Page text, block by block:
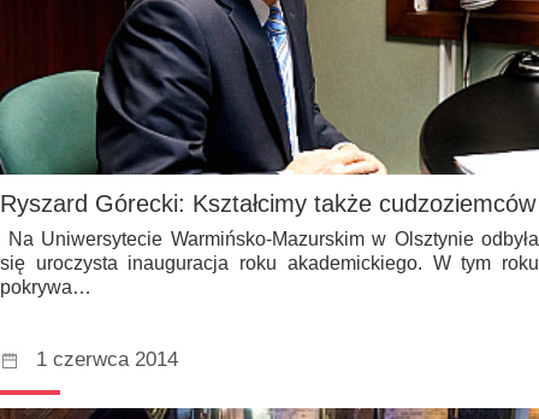
Ryszard Górecki: Kształcimy także cudzoziemców
Na Uniwersytecie Warmińsko-Mazurskim w Olsztynie odbyła
się uroczysta inauguracja roku akademickiego. W tym roku
pokrywa…
1 czerwca 2014